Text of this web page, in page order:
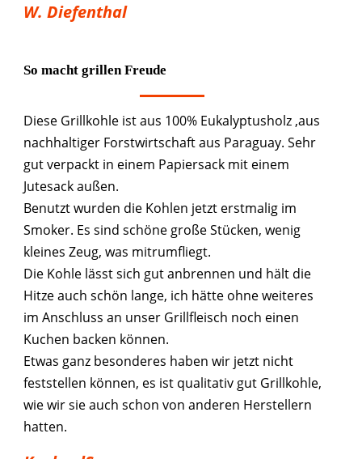
W. Diefenthal
So macht grillen Freude
Diese Grillkohle ist aus 100% Eukalyptusholz ,aus
nachhaltiger Forstwirtschaft aus Paraguay. Sehr
gut verpackt in einem Papiersack mit einem
Jutesack außen.
Benutzt wurden die Kohlen jetzt erstmalig im
Smoker. Es sind schöne große Stücken, wenig
kleines Zeug, was mitrumfliegt.
Die Kohle lässt sich gut anbrennen und hält die
Hitze auch schön lange, ich hätte ohne weiteres
im Anschluss an unser Grillfleisch noch einen
Kuchen backen können.
Etwas ganz besonderes haben wir jetzt nicht
feststellen können, es ist qualitativ gut Grillkohle,
wie wir sie auch schon von anderen Herstellern
hatten.